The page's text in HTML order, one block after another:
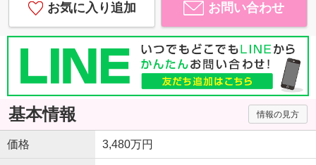
お気に入り追加 お問い合わせ
基本情報 情報の見方
価格 3,480万円